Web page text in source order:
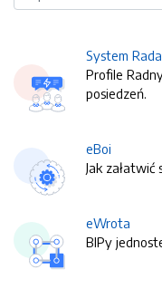
System Rada
Profile
posiedzeń.
eBoi
Jak załatwić
eWrota
BIPy